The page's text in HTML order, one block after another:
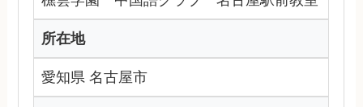
所在地
愛知県 名古屋市